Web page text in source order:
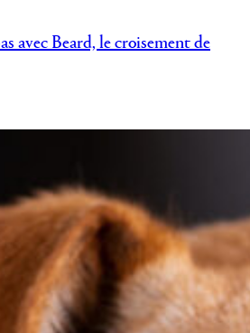
avec Beard, le croisement de